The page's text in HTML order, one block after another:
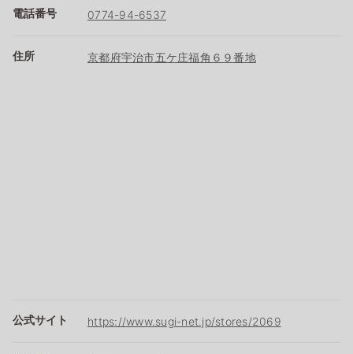
電話番号 0774-94-6537
住所 京都府宇治市五ケ庄福角６９番地
公式サイト https://www.sugi-net.jp/stores/2069